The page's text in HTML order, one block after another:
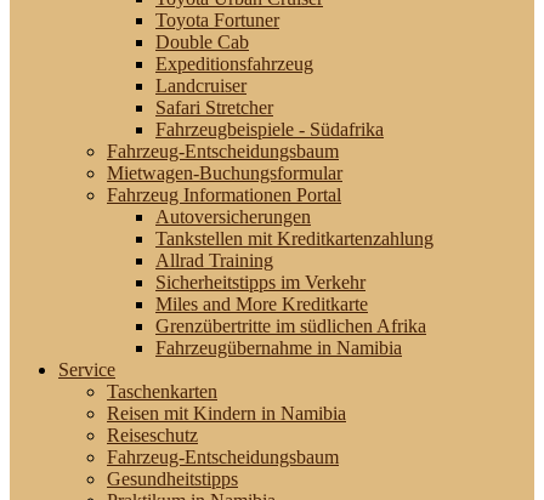
Toyota Fortuner
Double Cab
Expeditionsfahrzeug
Landcruiser
Safari Stretcher
Fahrzeugbeispiele - Südafrika
Fahrzeug-Entscheidungsbaum
Mietwagen-Buchungsformular
Fahrzeug Informationen Portal
Autoversicherungen
Tankstellen mit Kreditkartenzahlung
Allrad Training
Sicherheitstipps im Verkehr
Miles and More Kreditkarte
Grenzübertritte im südlichen Afrika
Fahrzeugübernahme in Namibia
Service
Taschenkarten
Reisen mit Kindern in Namibia
Reiseschutz
Fahrzeug-Entscheidungsbaum
Gesundheitstipps